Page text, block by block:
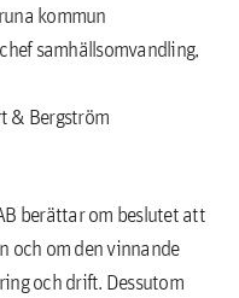
kommun
samhällsomvandling,
& Bergström
berättar om beslutet att
och om den vinnande
och drift. Dessutom